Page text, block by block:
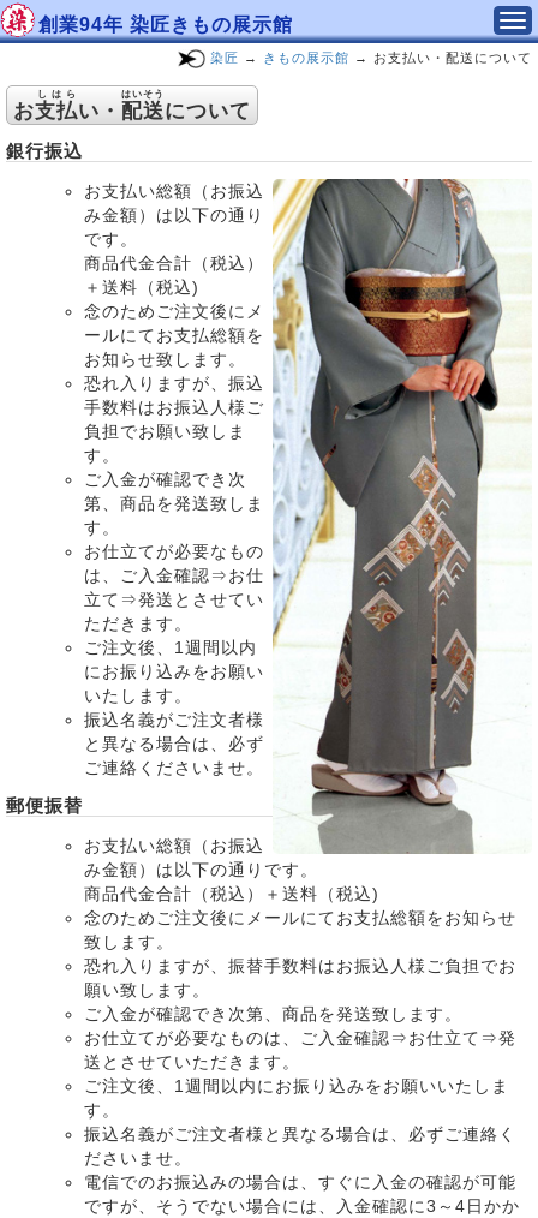
創業94年 染匠きもの展示館
染匠 → きもの展示館 → お支払い・配送について
お支払
しはら
い・ 配送
はいそう
について
銀行振込
お支払い総額（お振込
み金額）は以下の通り
です。
商品代金合計（税込）
＋送料（税込)
念のためご注文後にメ
ールにてお支払総額を
お知らせ致します。
恐れ入りますが、振込
手数料はお振込人様ご
負担でお願い致しま
す。
ご入金が確認でき次
第、商品を発送致しま
す。
お仕立てが必要なもの
は、ご入金確認⇒お仕
立て⇒発送とさせてい
ただきます。
ご注文後、1週間以内
にお振り込みをお願い
いたします。
振込名義がご注文者様
と異なる場合は、必ず
ご連絡くださいませ。
郵便振替
お支払い総額（お振込
み金額）は以下の通りです。
商品代金合計（税込）＋送料（税込)
念のためご注文後にメールにてお支払総額をお知らせ
致します。
恐れ入りますが、振替手数料はお振込人様ご負担でお
願い致します。
ご入金が確認でき次第、商品を発送致します。
お仕立てが必要なものは、ご入金確認⇒お仕立て⇒発
送とさせていただきます。
ご注文後、1週間以内にお振り込みをお願いいたしま
す。
振込名義がご注文者様と異なる場合は、必ずご連絡く
ださいませ。
電信でのお振込みの場合は、すぐに入金の確認が可能
ですが、そうでない場合には、入金確認に3～4日かか